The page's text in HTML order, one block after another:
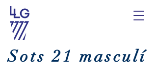
Sots 21 masculí